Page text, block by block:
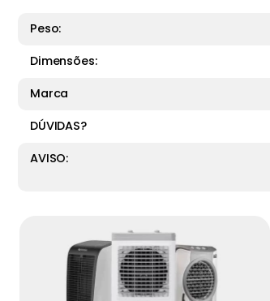
Peso:
Dimensões:
Marca
DÚVIDAS?
AVISO: